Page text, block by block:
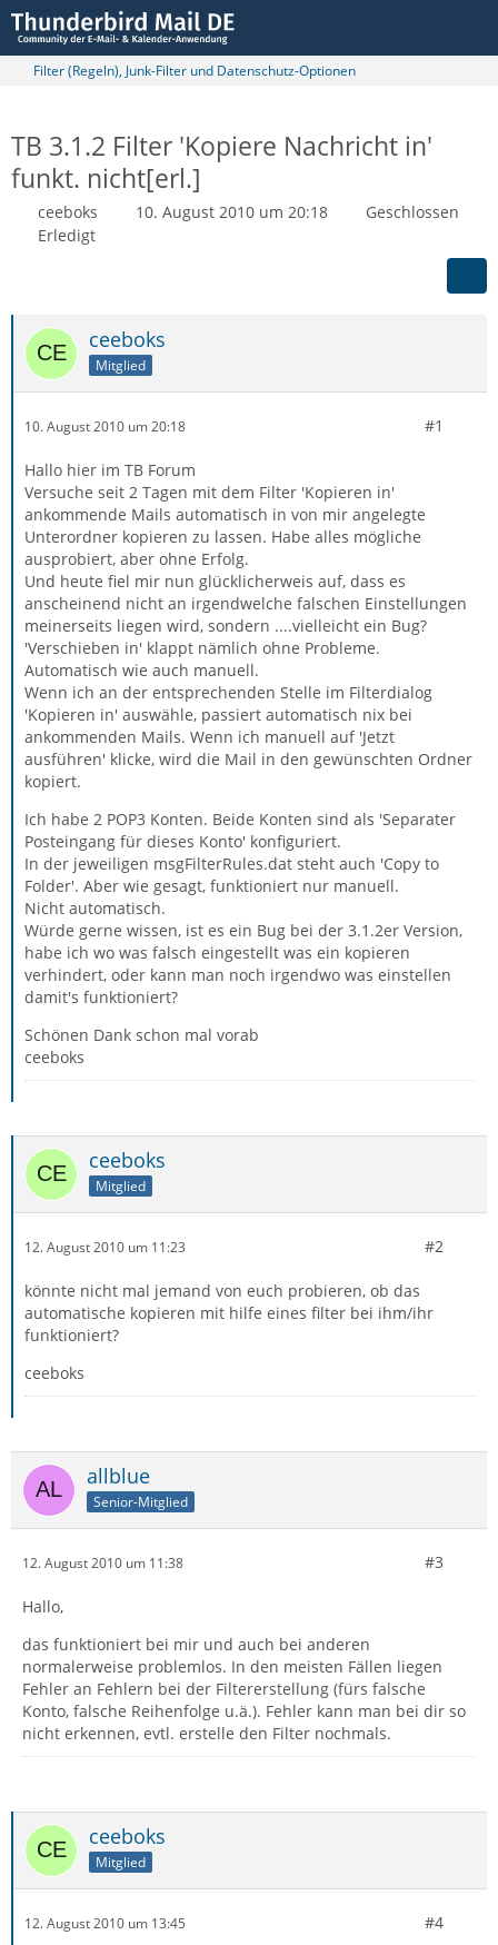
Filter (Regeln), Junk-Filter und Datenschutz-Optionen
TB 3.1.2 Filter 'Kopiere Nachricht in'
funkt. nicht[erl.]
ceeboks 10. August 2010 um 20:18
Geschlossen
Erledigt
ceeboks
Mitglied
10. August 2010 um 20:18 #1
Hallo hier im TB Forum
Versuche seit 2 Tagen mit dem Filter 'Kopieren in'
ankommende Mails automatisch in von mir angelegte
Unterordner kopieren zu lassen. Habe alles mögliche
ausprobiert, aber ohne Erfolg.
Und heute fiel mir nun glücklicherweis auf, dass es
anscheinend nicht an irgendwelche falschen Einstellungen
meinerseits liegen wird, sondern ....vielleicht ein Bug?
'Verschieben in' klappt nämlich ohne Probleme.
Automatisch wie auch manuell.
Wenn ich an der entsprechenden Stelle im Filterdialog
'Kopieren in' auswähle, passiert automatisch nix bei
ankommenden Mails. Wenn ich manuell auf 'Jetzt
ausführen' klicke, wird die Mail in den gewünschten Ordner
kopiert.
Ich habe 2 POP3 Konten. Beide Konten sind als 'Separater
Posteingang für dieses Konto' konfiguriert.
In der jeweiligen msgFilterRules.dat steht auch 'Copy to
Folder'. Aber wie gesagt, funktioniert nur manuell.
Nicht automatisch.
Würde gerne wissen, ist es ein Bug bei der 3.1.2er Version,
habe ich wo was falsch eingestellt was ein kopieren
verhindert, oder kann man noch irgendwo was einstellen
damit's funktioniert?
Schönen Dank schon mal vorab
ceeboks
ceeboks
Mitglied
12. August 2010 um 11:23 #2
könnte nicht mal jemand von euch probieren, ob das
automatische kopieren mit hilfe eines filter bei ihm/ihr
funktioniert?
ceeboks
allblue
Senior-Mitglied
12. August 2010 um 11:38 #3
Hallo,
das funktioniert bei mir und auch bei anderen
normalerweise problemlos. In den meisten Fällen liegen
Fehler an Fehlern bei der Filtererstellung (fürs falsche
Konto, falsche Reihenfolge u.ä.). Fehler kann man bei dir so
nicht erkennen, evtl. erstelle den Filter nochmals.
ceeboks
Mitglied
12. August 2010 um 13:45 #4